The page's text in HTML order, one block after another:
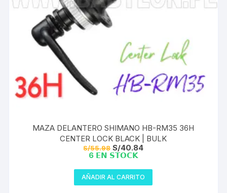
MAZA DELANTERO SHIMANO HB-RM35 36H
CENTER LOCK BLACK | BULK
S/55.98 El
precio
era:
S/55.98.
S/40.84El
es:
S/40.84.
6 𝗘𝗡 𝗦𝗧𝗢𝗖𝗞
AÑADIR AL CARRITO